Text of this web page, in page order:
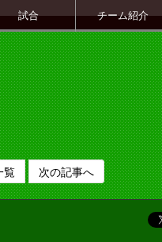
試合 チーム紹介
覧 次の記事へ